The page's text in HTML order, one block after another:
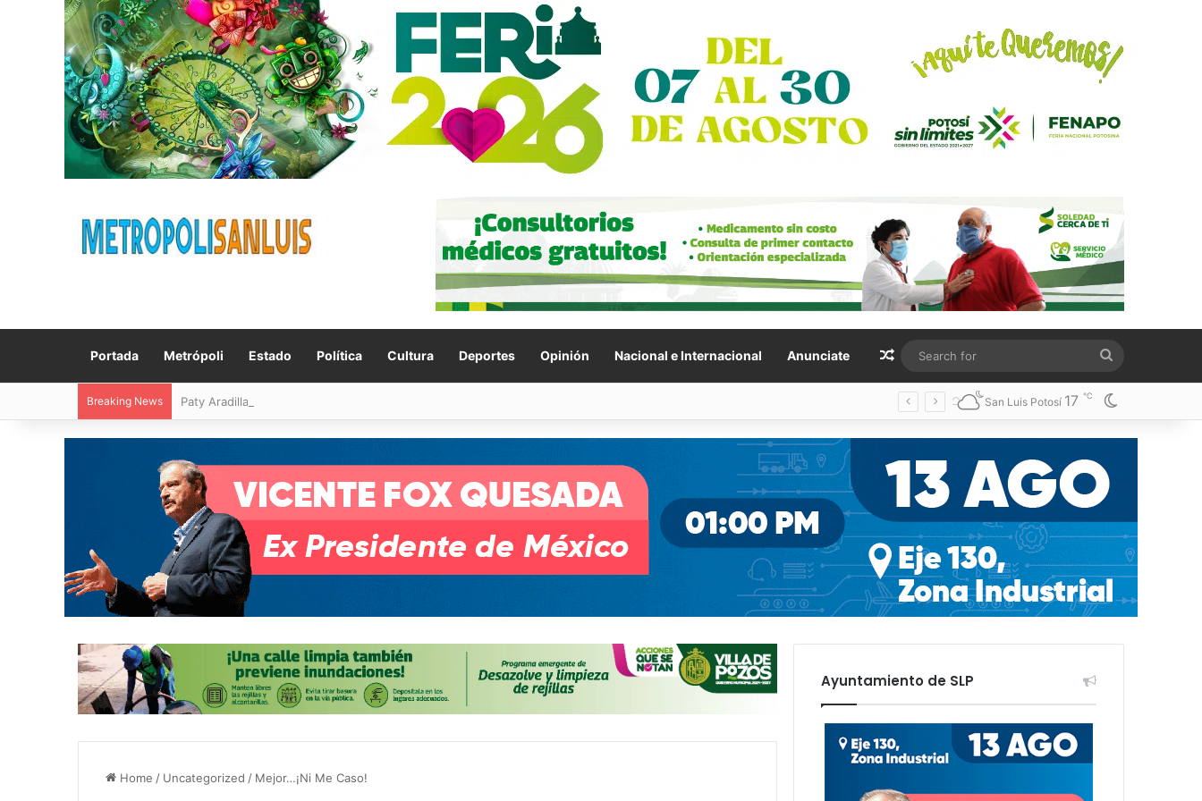
Portada Metrópoli Estado Política Cultura Deportes Opinión Nacional e Internacional Anunciate Random Article
for
Breaking News Paty Aradillas destaca impacto del nuevo desnivel de Circuito Potosí en la movilidad de Villa de Pozos San Luis Potosí 17 ℃
Home / Uncategorized / Mejor…¡Ni Me Caso!
Ayuntamiento de SLP